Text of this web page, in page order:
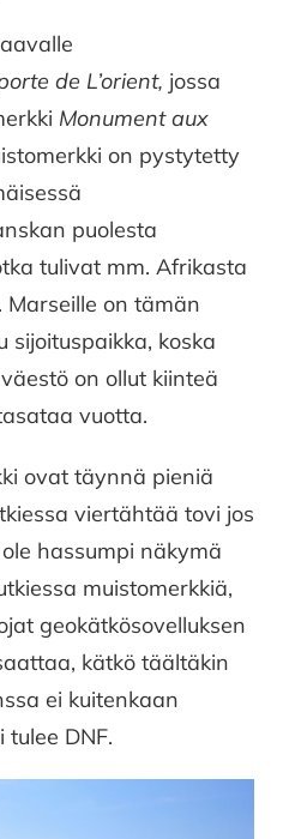
de L’orient, jossa
Monument aux
on pystytetty
puolesta
tulivat mm. Afrikasta
on tämän
sijoituspaikka, koska
on ollut kiinteä
vuotta.
ovat täynnä pieniä
viertähtää tovi jos
hassumpi näkymä
muistomerkkiä,
geokätkösovelluksen
kätkö täältäkin
ei kuitenkaan
DNF.